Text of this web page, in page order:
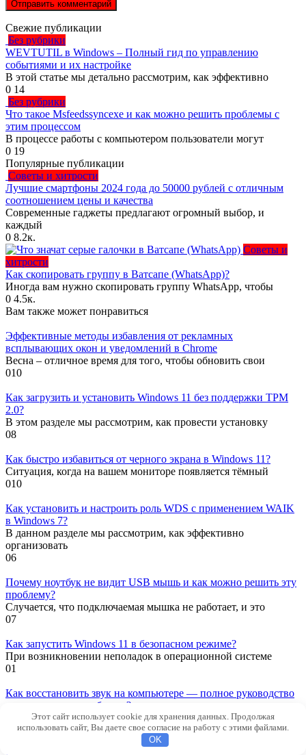
Свежие публикации
Без рубрики
WEVTUTIL в Windows – Полный гид по управлению
событиями и их настройке
В этой статье мы детально рассмотрим, как эффективно
0 14
Без рубрики
Что такое Msfeedssyncexe и как можно решить проблемы с
этим процессом
В процессе работы с компьютером пользователи могут
0 19
Популярные публикации
Советы и хитрости
Лучшие смартфоны 2024 года до 50000 рублей с отличным
соотношением цены и качества
Современные гаджеты предлагают огромный выбор, и
каждый
0 8.2к.
Советы и
хитрости
Как скопировать группу в Ватсапе (WhatsApp)?
Иногда вам нужно скопировать группу WhatsApp, чтобы
0 4.5к.
Вам также может понравиться
Эффективные методы избавления от рекламных
всплывающих окон и уведомлений в Chrome
Весна – отличное время для того, чтобы обновить свои
010
Как загрузить и установить Windows 11 без поддержки TPM
2.0?
В этом разделе мы рассмотрим, как провести установку
08
Как быстро избавиться от черного экрана в Windows 11?
Ситуация, когда на вашем мониторе появляется тёмный
010
Как установить и настроить роль WDS с применением WAIK
в Windows 7?
В данном разделе мы рассмотрим, как эффективно
организовать
06
Почему ноутбук не видит USB мышь и как можно решить эту
проблему?
Случается, что подключаемая мышка не работает, и это
07
Как запустить Windows 11 в безопасном режиме?
При возникновении неполадок в операционной системе
01
Как восстановить звук на компьютере — полное руководство
по устранению проблемы?
В нашей повседневной жизни часто возникают ситуации
Этот сайт использует cookie для хранения данных. Продолжая
использовать сайт, Вы даете свое согласие на работу с этими файлами.
OK